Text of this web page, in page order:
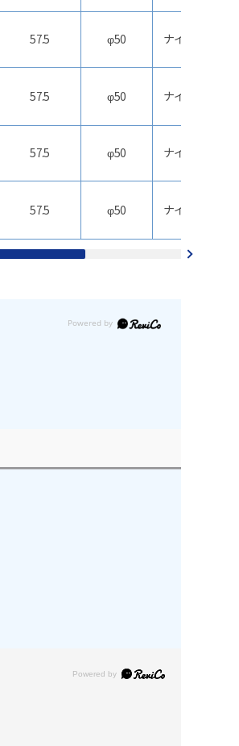
57.5 φ50 ナイロン
57.5 φ50 ナイロン
57.5 φ50 ナイロン
57.5 φ50 ナイロン
Powered by